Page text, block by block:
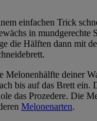
einfachen Trick
in mundgerechte
die Hälften dann mit
Melonenhälfte deiner
bis auf das Brett ein.
das Prozedere. Die
Melonenarten.